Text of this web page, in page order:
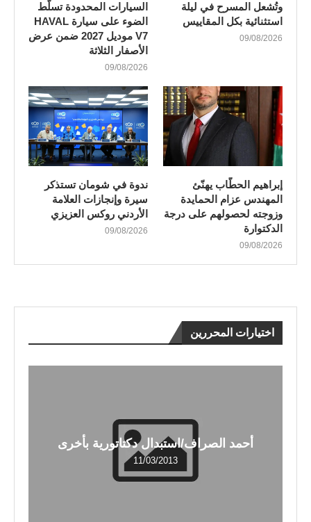
وتُشعل المسرح في ليلة
استثنائية بكل المقاييس
09/08/2026
السيارات المحدودة تسلّط
الضوء على سيارة HAVAL
V7 موديل 2027 ضمن عرض
الأصفار الثلاثة
09/08/2026
إبراهيم الحطّاب يهنّئ
المهندس عزام الحمايدة
وزوجته لحصولهم على درجة
الدكتوارة
09/08/2026
ندوة في شومان تستذكر
سيرة وإنجازات العلامة
الأردني روكس العزيزي
09/08/2026
اختيارات المحررين
أحمد الصراف/استبدال دكتاتورية بأخرى
11/03/2013